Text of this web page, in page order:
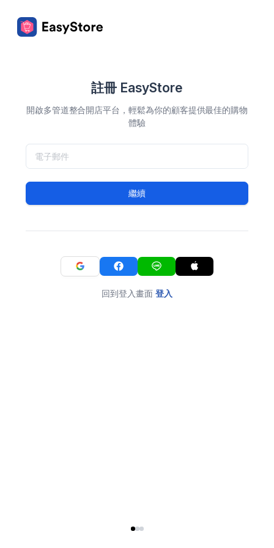
註冊 EasyStore
開啟多管道整合開店平台，輕鬆為你的顧客提供最佳的購物
體驗
繼續
回到登入畫面 登入